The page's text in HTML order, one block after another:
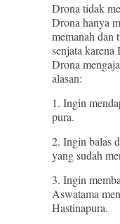
Drona tidak
Drona hanya
memanah dan
senjata
Drona
alasan:
1. Ingin
pura.
2. Ingin balas
yang sudah
3. Ingin
Aswatama
Hastinapura.